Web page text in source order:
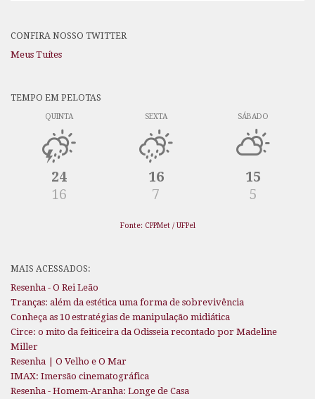
CONFIRA NOSSO TWITTER
Meus Tuítes
TEMPO EM PELOTAS
QUINTA
24
16
SEXTA
16
7
SÁBADO
15
5
Fonte: CPPMet / UFPel
MAIS ACESSADOS:
Resenha - O Rei Leão
Tranças: além da estética uma forma de sobrevivência
Conheça as 10 estratégias de manipulação midiática
Circe: o mito da feiticeira da Odisseia recontado por Madeline
Miller
Resenha | O Velho e O Mar
IMAX: Imersão cinematográfica
Resenha - Homem-Aranha: Longe de Casa